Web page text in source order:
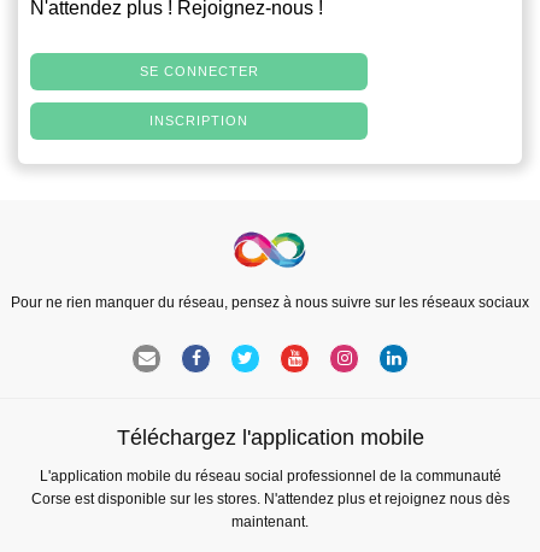
N'attendez plus ! Rejoignez-nous !
SE CONNECTER
INSCRIPTION
Pour ne rien manquer du réseau, pensez à nous suivre sur les réseaux sociaux
Téléchargez l'application mobile
L'application mobile du réseau social professionnel de la communauté
Corse est disponible sur les stores. N'attendez plus et rejoignez nous dès
maintenant.